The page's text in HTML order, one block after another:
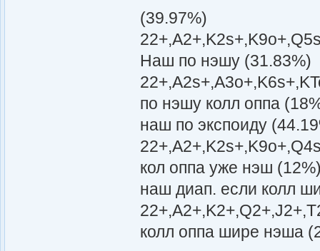
(39.97%)
Наш по нэшу (31.83%)
по нэшу колл оппа
наш по экспоиду
кол оппа уже нэш
наш диап. если колл
колл оппа шире нэша